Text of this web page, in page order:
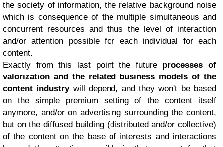
the society of information, the relative background noise
which is consequence of the multiple simultaneous and
concurrent resources and thus the level of interaction
and/or attention possible for each individual for each
content.
Exactly from this last point the futureprocesses of
valorization and the related business models of the
content industry will depend, and they won't be based
on the simple premium setting of the content itself
anymore, and/or on advertising surrounding the content,
but on the diffused building (distributed and/or collective)
of the content on the base of interests and interactions